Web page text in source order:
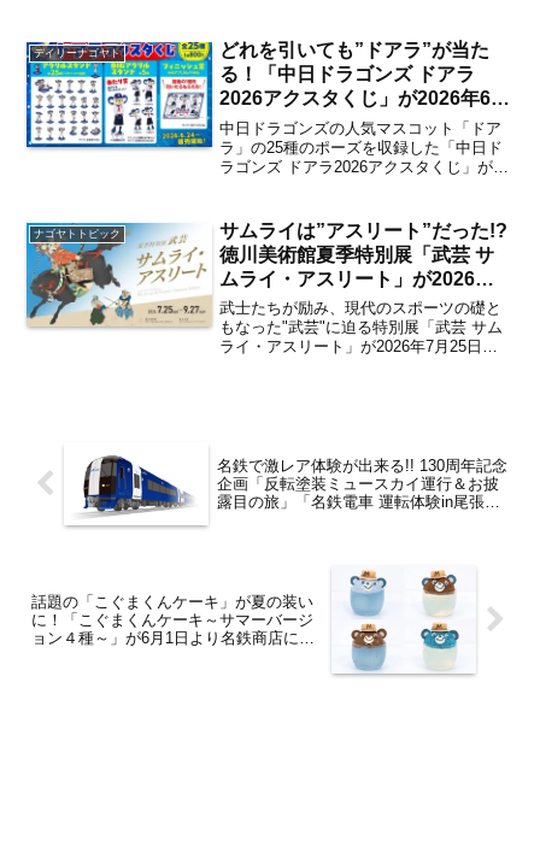
「ブルガリア バラ祭り」が、6月27
日・...
デイリーナゴヤト
どれを引いても”ドアラ”が当た
る！「中日ドラゴンズ ドアラ
2026アクスタくじ」が2026年6月
24日から全国発売開始 どこで買
える？【名古屋発】
中日ドラゴンズの人気マスコット「ドア
ラ」の25種のポーズを収録した「中日ド
ラゴンズ ドアラ2026アクスタくじ」が
店などで発売開始。中日ドラゴンズの監
修により、い...
ナゴヤトトピック
サムライは”アスリート”だった!?
徳川美術館夏季特別展「武芸 サ
ムライ・アスリート」が2026年7
月25日より開催 尾張徳川家に伝
来する武士文化の見どころは？
【大曽根】
武士たちが励み、現代のスポーツの礎と
もなった"武芸"に迫る特別展「武芸 サム
ライ・アスリート」が2026年7月25日か
名鉄で激レア体験が出来る!! 130周年記念
企画「反転塗装ミュースカイ運行＆お披
露目の旅」「名鉄電車 運転体験in尾張旭
話題の「こぐまくんケーキ」が夏の装い
に！「こぐまくんケーキ～サマーバージ
ョン４種～」が6月1日より名鉄商店にて